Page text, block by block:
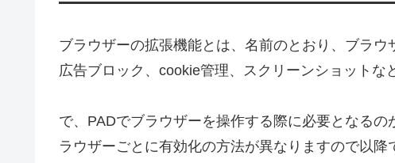
ブラウザーの拡張機能とは、名前のとおり、ブラウ
広告ブロック、cookie管理、スクリーンショットな
で、PADでブラウザーを操作する際に必要となる
ラウザーごとに有効化の方法が異なりますので以降